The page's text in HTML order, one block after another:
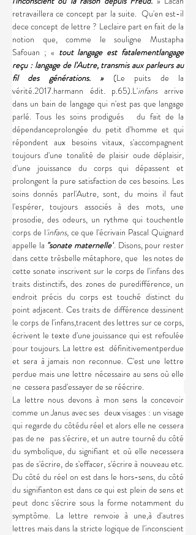
retravaillera ce concept par la suite.  Qu'en est-il
dece concept de lettre ? Leclaire part en fait de la
notion que, comme le souligne Mustapha
Safouan ; « tout langage est fatalementlangage
reçu : langage de l'Autre, transmis aux parleurs au
fil des générations. » (Le puits de la
vérité.2017.harmann édit. p.65).L'infans arrive
dans un bain de langage qui n'est pas que langage
parlé. Tous les soins prodigués   du fait de la
dépendanceprolongée du petit d'homme et qui
répondent aux besoins vitaux, s'accompagnent
toujours d'une tonalité de plaisir oude déplaisir,
d'une jouissance du corps qui dépassent et
prolongent la pure satisfaction de ces besoins. Les
soins donnés parl'Autre, sont, du moins il faut
l'espérer, toujours associés à des mots, une
prosodie, des odeurs, un rythme qui touchentle
corps de l'infans, ce que l'écrivain Pascal Quignard
appelle la ''sonate maternelle''. Disons, pour rester
dans cette trèsbelle métaphore, que  les notes de
cette sonate inscrivent sur le corps de l'infans des
traits distinctifs, des zones de puredifférence, un
endroit précis du corps est touché distinct du
point adjacent. Ces traits de différence dessinent
le corps de l'infans,tracent des lettres sur ce corps,
écrivent le texte d'une jouissance qui est refoulée
pour toujours. La lettre est  définitivementperdue
et sera à jamais non reconnue. C'est une lettre
perdue mais une lettre nécessaire au sens où elle
ne  cessera pasd'essayer de se réécrire.
La lettre nous devons à mon sens la concevoir
comme un Janus avec ses  deux visages : un visage
qui regarde du côtédu réel et alors elle ne cessera
pas de ne  pas s'écrire, et un autre tourné du côté
du symbolique, du signifiant et où elle necessera
pas de s'écrire, de s'effacer, s'écrire à nouveau etc.
Du côté du réel on est dans le hors-sens, du côté
du signifianton est dans ce qui est plein de sens et
peut donc s'écrire sous la forme notamment du
symptôme. La lettre renvoie à une,à d'autres
lettres mais dans la stricte logique de l'inconscient